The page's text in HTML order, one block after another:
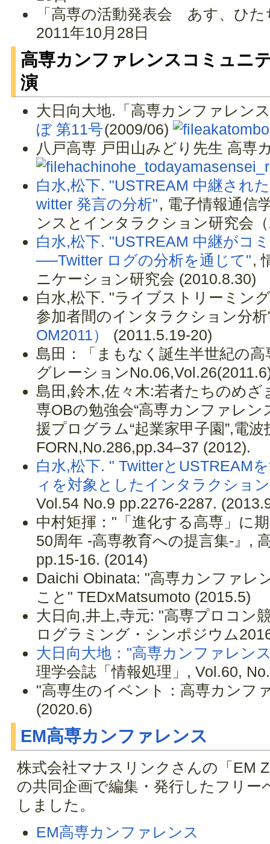
「高専の活動発表会 あす、ひ
2011年10月28日
高専カンファレンスコミュニ
演
大日向大地.「高専カンファレン
ぼ 第11号(2009/06)
八戸高専 戸田山みどり先生 高専
白水,松下. "USTREAM 中継され
witter 発言の分析", 電子情報通信
ンスとインタラクション研究会
白水,松下. "USTREAM 中継がコ
──Twitter ログの分析を通じて",
ニケーション研究会 (2010.8.30)
白水,松下. "ライブストリーミン
参加者間のインタラクション分
OM2011）
(2011.5.19-20)
島田：「まもなく誕生半世紀の
グレーション
島田,鈴木,佐々木:若者たちのめ
専OBの勉強会“高専カンファレン
援プログラム“起業家甲子園”,電波
FORN,No.286,pp.34–37 (2012).
白水,松下. " TwitterとUSTREAM
ィを対象としたインタラクショ
Vol.54 No.9 pp.2276-2287.
中村矩揮："「進化する高専」に
50周年 -高専教育への提言集-』,
pp.15-16. (2014)
Daichi Obinata: "高専カンファレ
こと" TEDxMatsumoto (2015.5)
大日向,井上,寺元: "高専プロコン
ログラミング・シンポジウム
大日向大地："高専カンファレン
理学会誌「情報処理」, Vol.60,
"高専生のイベント：高専カンフ
(2020.6)
EM高専カンファレンス
株式会社マナスリンクさんの「EM
の共同企画で編集・発行したフリー
しました。
EM高専カンファレンス